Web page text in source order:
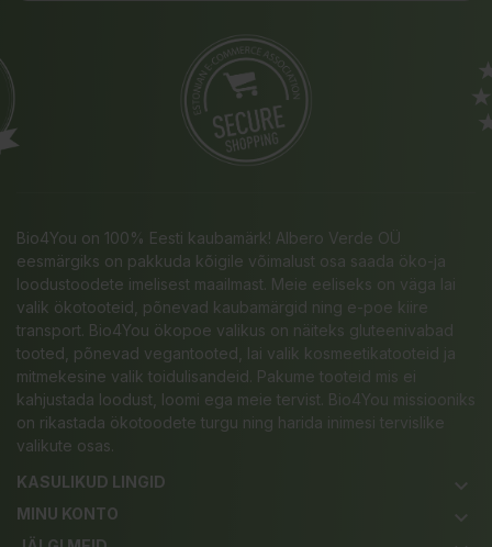
Bio4You on 100% Eesti kaubamärk! Albero Verde OÜ
eesmärgiks on pakkuda kõigile võimalust osa saada öko-ja
loodustoodete imelisest maailmast. Meie eeliseks on väga lai
valik ökotooteid, põnevad kaubamärgid ning e-poe kiire
transport. Bio4You ökopoe valikus on näiteks gluteenivabad
tooted, põnevad vegantooted, lai valik kosmeetikatooteid ja
mitmekesine valik toidulisandeid. Pakume tooteid mis ei
kahjustada loodust, loomi ega meie tervist. Bio4You missiooniks
on rikastada ökotoodete turgu ning harida inimesi tervislike
valikute osas.
KASULIKUD LINGID
keyboard_arrow_down
MINU KONTO keyboard_arrow_down